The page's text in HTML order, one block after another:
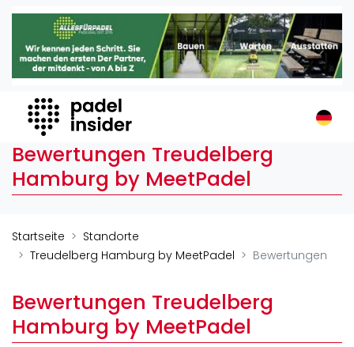
Padel Insider
Home
Organisationen
Buchungssysteme
Padel-Shops
Padel-Marken
Verschiedenes
Veranstaltungen
Turniere
International
Playtomic
Bewertungen Treudelberg
Hamburg by MeetPadel
Startseite
Standorte
Treudelberg Hamburg by MeetPadel
Bewertungen
Bewertungen Treudelberg
Hamburg by MeetPadel